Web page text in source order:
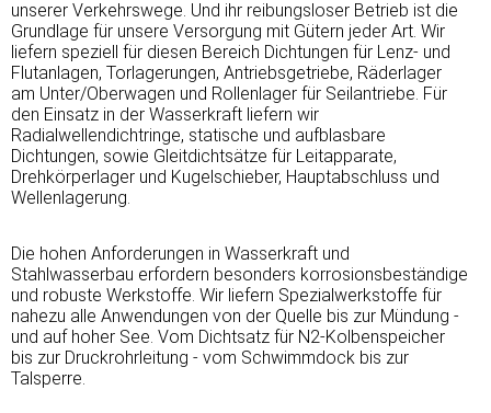
unserer Verkehrswege. Und ihr reibungsloser Betrieb ist die
Grundlage für unsere Versorgung mit Gütern jeder Art. Wir
liefern speziell für diesen Bereich Dichtungen für Lenz- und
Flutanlagen, Torlagerungen, Antriebsgetriebe, Räderlager
am Unter/Oberwagen und Rollenlager für Seilantriebe. Für
den Einsatz in der Wasserkraft liefern wir
Radialwellendichtringe, statische und aufblasbare
Dichtungen, sowie Gleitdichtsätze für Leitapparate,
Drehkörperlager und Kugelschieber, Hauptabschluss und
Wellenlagerung.
Die hohen Anforderungen in Wasserkraft und
Stahlwasserbau erfordern besonders korrosionsbeständige
und robuste Werkstoffe. Wir liefern Spezialwerkstoffe für
nahezu alle Anwendungen von der Quelle bis zur Mündung -
und auf hoher See. Vom Dichtsatz für N2-Kolbenspeicher
bis zur Druckrohrleitung - vom Schwimmdock bis zur
Talsperre.